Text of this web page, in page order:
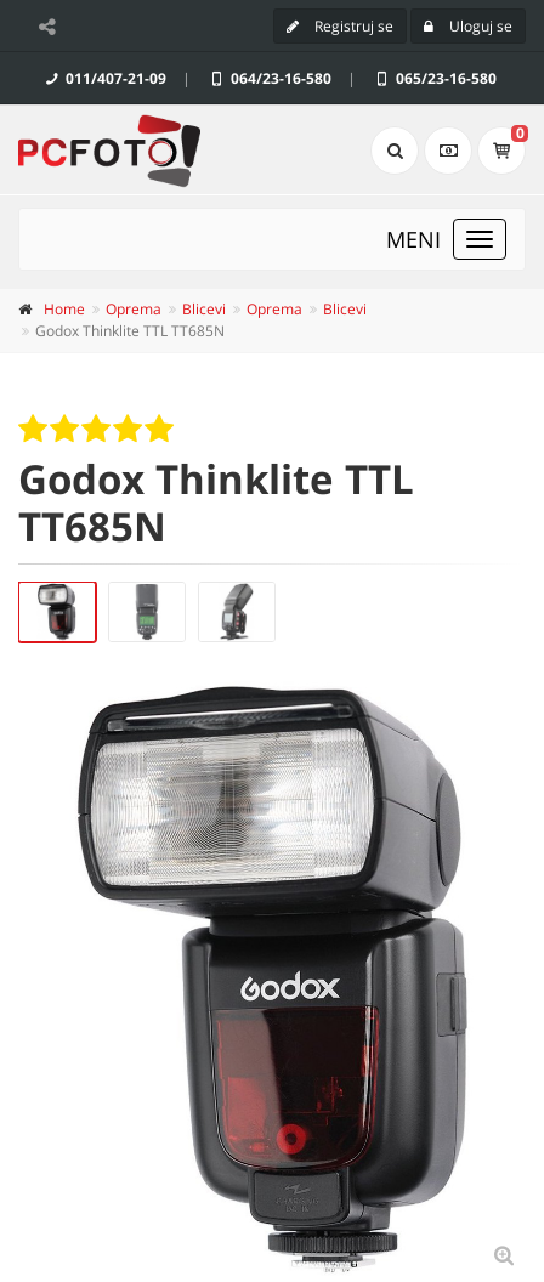
Registruj se Uloguj se
011/407-21-09 | 064/23-16-580 | 065/23-16-580
0
Toggle
MENI
Home Oprema Blicevi Oprema
Blicevi
Godox Thinklite TTL TT685N
Godox Thinklite TTL
TT685N